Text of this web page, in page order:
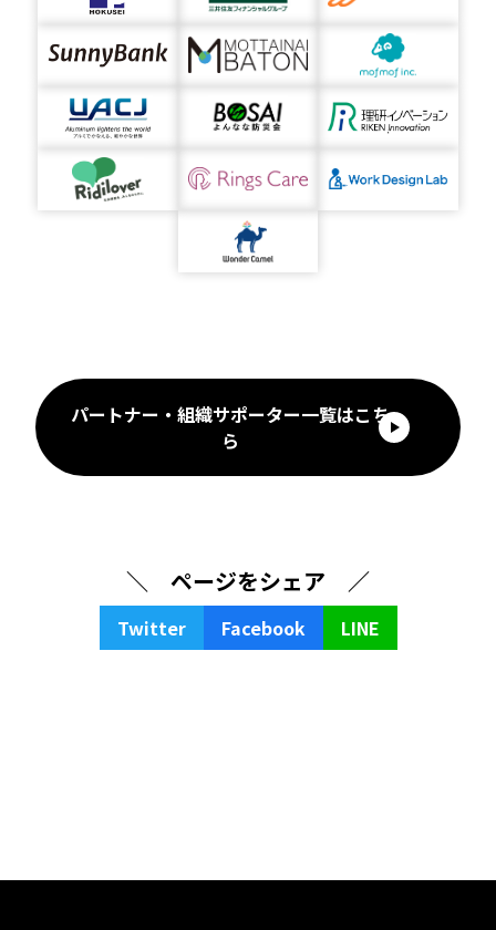
パートナー・組織サポーター一覧はこち
ら
＼ ページをシェア ／
Twitter Facebook LINE